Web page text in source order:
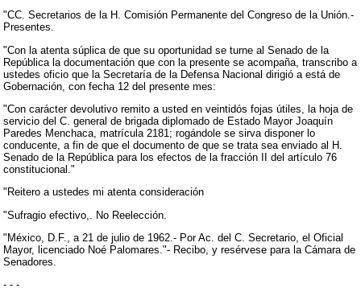
"CC. Secretarios de la H. Comisión Permanente del Congreso de la Unión.-
Presentes.
"Con la atenta súplica de que su oportunidad se turne al Senado de la
República la documentación que con la presente se acompaña, transcribo a
ustedes oficio que la Secretaría de la Defensa Nacional dirigió a está de
Gobernación, con fecha 12 del presente mes:
"Con carácter devolutivo remito a usted en veintidós fojas útiles, la hoja de
servicio del C. general de brigada diplomado de Estado Mayor Joaquín
Paredes Menchaca, matrícula 2181; rogándole se sirva disponer lo
conducente, a fin de que el documento de que se trata sea enviado al H.
Senado de la República para los efectos de la fracción II del artículo 76
constitucional."
"Reitero a ustedes mi atenta consideración
"Sufragio efectivo,. No Reelección.
"México, D.F., a 21 de julio de 1962.- Por Ac. del C. Secretario, el Oficial
Mayor, licenciado Noé Palomares."- Recibo, y resérvese para la Cámara de
Senadores.
- - -